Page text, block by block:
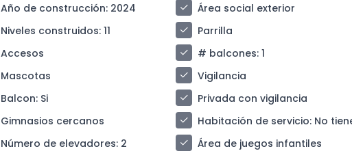
Año de construcción: 2024 check
Área social exterior
Niveles construidos: 11 check
Parrilla
Accesos check # balcones: 1
Mascotas check
Vigilancia
Balcon: Si check
Privada con vigilancia
Gimnasios cercanos check Habitación de servicio: No
Número de elevadores: 2 check
Área de juegos infantiles